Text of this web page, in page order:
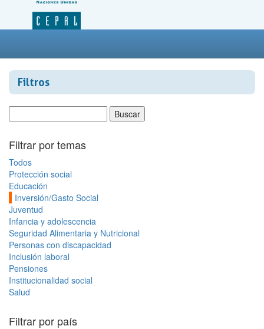
Filtros
Filtrar por temas
Todos
Protección social
Educación
Inversión/Gasto Social
Juventud
Infancia y adolescencia
Seguridad Alimentaria y Nutricional
Personas con discapacidad
Inclusión laboral
Pensiones
Institucionalidad social
Salud
Filtrar por país